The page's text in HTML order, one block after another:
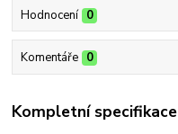
Hodnocení 0
Komentáře 0
Kompletní specifikace